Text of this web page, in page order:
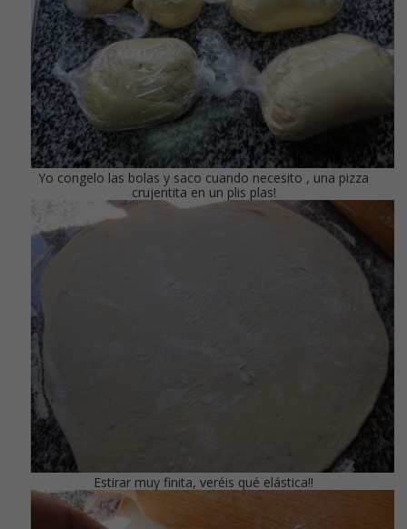
Yo congelo las bolas y saco cuando necesito , una pizza
crujentita en un plis plas!
Estirar muy finita, veréis qué elástica!!